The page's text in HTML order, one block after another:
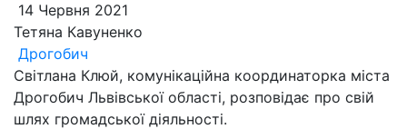
14 Червня 2021
Тетяна Кавуненко
Дрогобич
Світлана Клюй, комунікаційна координаторка міста
Дрогобич Львівської області, розповідає про свій
шлях громадської діяльності.